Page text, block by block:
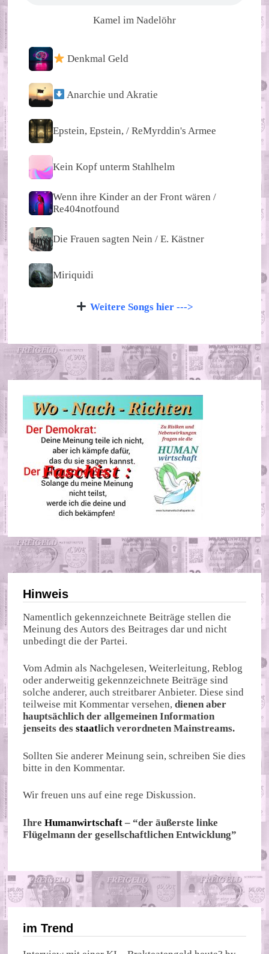
Kamel im Nadelöhr
Denkmal Geld
Anarchie und Akratie
Epstein, Epstein, / ReMyrddin's Armee
Kein Kopf unterm Stahlhelm
Wenn ihre Kinder an der Front wären /
Re404notfound
Die Frauen sagten Nein / E. Kästner
Miriquidi
Weitere Songs hier --->
Hinweis
Namentlich gekennzeichnete Beiträge stellen die
Meinung des Autors des Beitrages dar und nicht
unbedingt die der Partei.
Vom Admin als Nachgelesen, Weiterleitung, Reblog
oder anderweitig gekennzeichnete Beiträge sind
solche anderer, auch streitbarer Anbieter. Diese sind
teilweise mit Kommentar versehen,dienen aber
hauptsächlich der allgemeinen Information
jenseits desstaatlich verordneten Mainstreams.
Sollten Sie anderer Meinung sein, schreiben Sie dies
bitte in den Kommentar.
Wir freuen uns auf eine rege Diskussion.
IhreHumanwirtschaft – “der äußerste linke
Flügelmann der gesellschaftlichen Entwicklung”
im Trend